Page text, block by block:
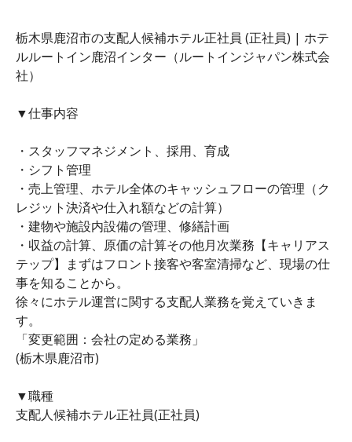
栃木県鹿沼市の支配人候補ホテル正社員 (正社員) | ホテ
ルルートイン鹿沼インター（ルートインジャパン株式会
社）
▼仕事内容
・スタッフマネジメント、採用、育成
・シフト管理
・売上管理、ホテル全体のキャッシュフローの管理（ク
レジット決済や仕入れ額などの計算）
・建物や施設内設備の管理、修繕計画
・収益の計算、原価の計算その他月次業務【キャリアス
テップ】まずはフロント接客や客室清掃など、現場の仕
事を知ることから。
徐々にホテル運営に関する支配人業務を覚えていきま
す。
「変更範囲：会社の定める業務」
(栃木県鹿沼市)
▼職種
支配人候補ホテル正社員(正社員)